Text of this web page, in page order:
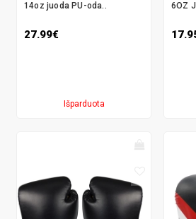
14oz juoda PU-oda..
27.99€
Išparduota
6OZ